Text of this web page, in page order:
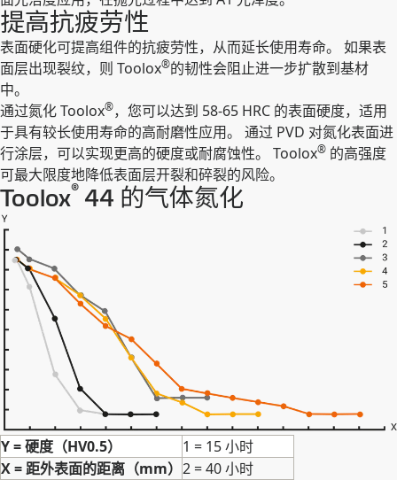
提高抗疲劳性
表面硬化可提高组件的抗疲劳性，从而延长使用寿命。 如果表
面层出现裂纹，则 Toolox®的韧性会阻止进一步扩散到基材
中。
通过氮化 Toolox®，您可以达到 58-65 HRC 的表面硬度，适用
于具有较长使用寿命的高耐磨性应用。 通过 PVD 对氮化表面进
行涂层，可以实现更高的硬度或耐腐蚀性。 Toolox® 的高强度
可最大限度地降低表面层开裂和碎裂的风险。
Toolox® 44 的气体氮化
Y = 硬度（HV0.5）
1 = 15 小时
X = 距外表面的距离（mm） 2 = 40 小时